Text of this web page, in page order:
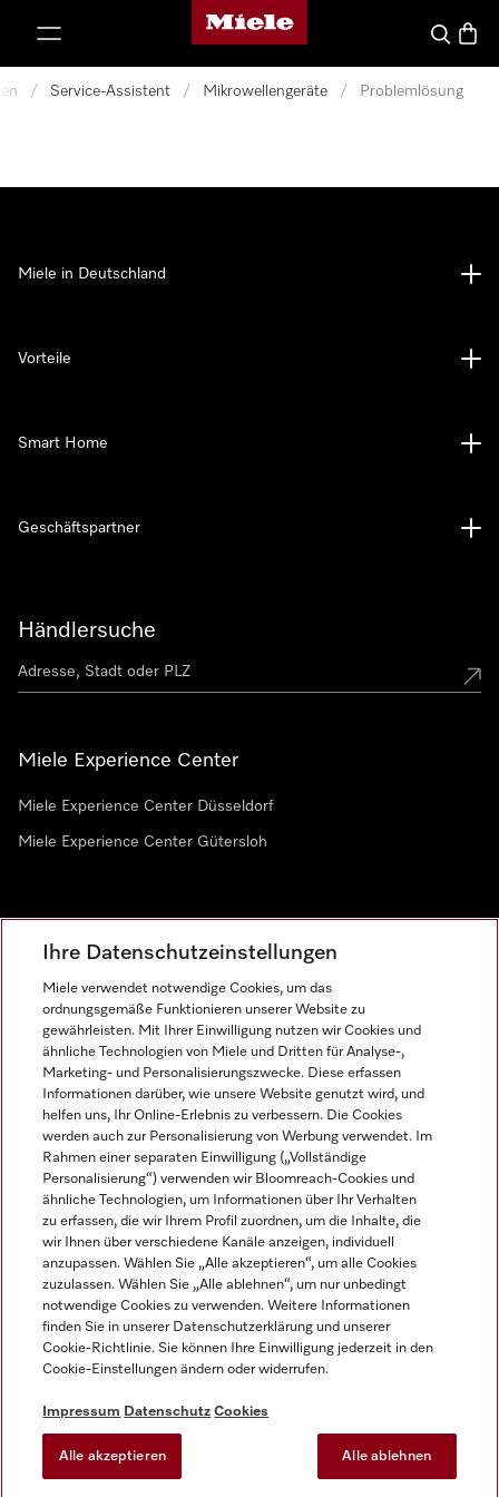
Miele-Homepage
Suche
/ Service-Assistent / Mikrowellengeräte / Problemlösung
Händlersuche
Miele Experience Center
Miele Experience Center Düsseldorf
Miele Experience Center Gütersloh
Miele in Deutschland
Vorteile
Smart Home
Geschäftspartner
AGB
Datenschutz
Nutzungsbedingungen
Barrierefreiheitserklärung
EU-Gesetzen über digitale Dienste
Cookie-Einstellungen
Miele auf Instagram
Miele auf Facebook
Miele auf Youtube
Ihre Datenschutzeinstellungen
Miele verwendet notwendige Cookies, um das
ordnungsgemäße Funktionieren unserer Website zu
gewährleisten. Mit Ihrer Einwilligung nutzen wir Cookies und
ähnliche Technologien von Miele und Dritten für Analyse-,
Marketing- und Personalisierungszwecke. Diese erfassen
Informationen darüber, wie unsere Website genutzt wird, und
helfen uns, Ihr Online-Erlebnis zu verbessern. Die Cookies
werden auch zur Personalisierung von Werbung verwendet. Im
Rahmen einer separaten Einwilligung („Vollständige
Personalisierung“) verwenden wir Bloomreach-Cookies und
ähnliche Technologien, um Informationen über Ihr Verhalten
zu erfassen, die wir Ihrem Profil zuordnen, um die Inhalte, die
wir Ihnen über verschiedene Kanäle anzeigen, individuell
anzupassen. Wählen Sie „Alle akzeptieren“, um alle Cookies
zuzulassen. Wählen Sie „Alle ablehnen“, um nur unbedingt
notwendige Cookies zu verwenden. Weitere Informationen
finden Sie in unserer Datenschutzerklärung und unserer
Cookie-Richtlinie. Sie können Ihre Einwilligung jederzeit in den
Cookie-Einstellungen ändern oder widerrufen.
Impressum Datenschutz Cookies
Alle akzeptieren Alle ablehnen